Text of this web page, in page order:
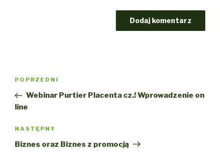
Poprzedni
wpis
POPRZEDNI
Webinar Purtier Placenta cz.! Wprowadzenie on
line
Następny
wpis
NASTĘPNY
Biznes oraz Biznes z promocją